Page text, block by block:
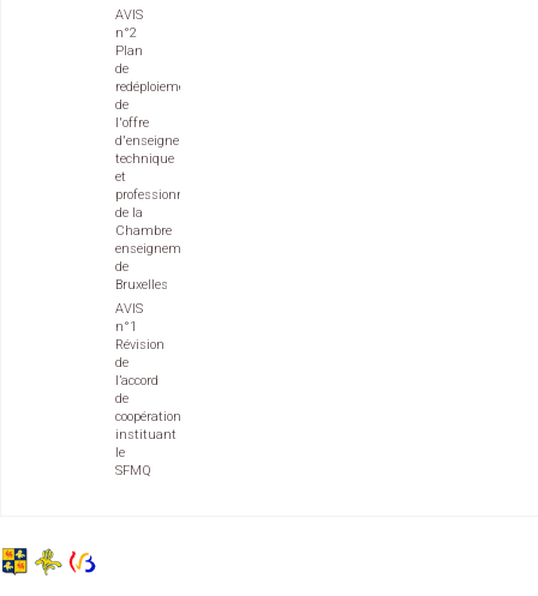
AVIS
n°2
Plan
de
redéploiement
de
l'offre
d'enseignement
technique
et
professionnel
de la
Chambre
enseignement
de
Bruxelles
AVIS
n°1
Révision
de
l’accord
de
coopération
instituant
le
SFMQ